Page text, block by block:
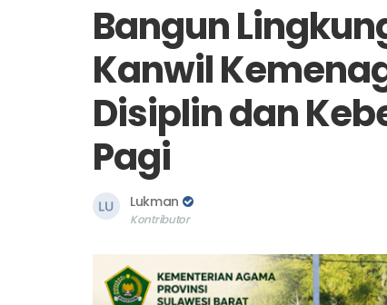
Bangun
Kanwil
Disiplin dan
Pagi
Lukman
Kontributor